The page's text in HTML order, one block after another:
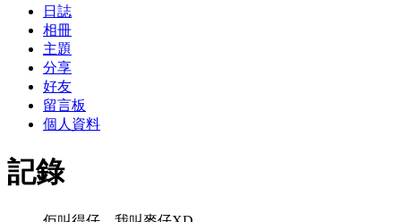
日誌
相冊
主題
分享
好友
留言板
個人資料
記錄